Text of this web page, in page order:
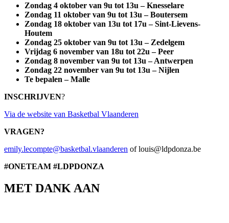
Zondag 4 oktober van 9u tot 13u – Knesselare
Zondag 11 oktober van 9u tot 13u – Boutersem
Zondag 18 oktober van 13u tot 17u – Sint-Lievens-
Houtem
Zondag 25 oktober van 9u tot 13u – Zedelgem
Vrijdag 6 november van 18u tot 22u – Peer
Zondag 8 november van 9u tot 13u – Antwerpen
Zondag 22 november van 9u tot 13u – Nijlen
Te bepalen – Malle
INSCHRIJVEN?
Via de website van Basketbal Vlaanderen
VRAGEN?
emily.lecompte@basketbal.vlaanderen of louis@ldpdonza.be
#ONETEAM #LDPDONZA
MET DANK AAN